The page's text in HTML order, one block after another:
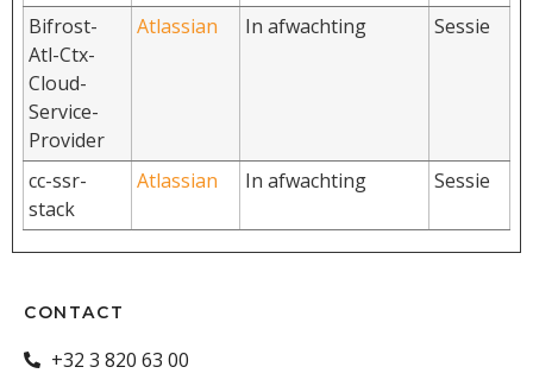
Bifrost-
Atl-Ctx-
Cloud-
Service-
Provider
Atlassian In afwachting Sessie
cc-ssr-
stack
Atlassian In afwachting Sessie
CONTACT
+32 3 820 63 00